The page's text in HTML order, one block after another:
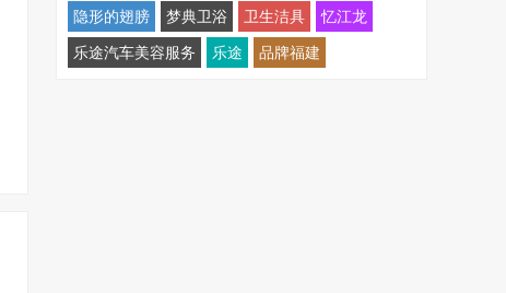
隐形的翅膀 梦典卫浴 卫生洁具 忆江龙
乐途汽车美容服务 乐途 品牌福建